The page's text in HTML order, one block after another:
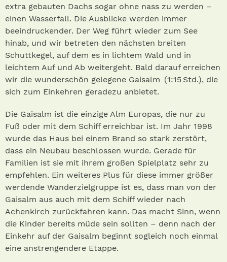
extra gebauten Dachs sogar ohne nass zu werden –
einen Wasserfall. Die Ausblicke werden immer
beeindruckender. Der Weg führt wieder zum See
hinab, und wir betreten den nächsten breiten
Schuttkegel, auf dem es in lichtem Wald und in
leichtem Auf und Ab weitergeht. Bald darauf erreichen
wir die wunderschön gelegene Gais­alm (1:15 Std.) , die
sich zum Einkehren geradezu anbietet.
Die Gaisalm ist die einzige Alm Europas, die nur zu
Fuß oder mit dem Schiff erreichbar ist. Im Jahr 1998
wurde das Haus bei einem Brand so stark zerstört,
dass ein Neubau beschlossen wurde. Gerade für
Familien ist sie mit ihrem großen Spielplatz sehr zu
empfehlen. Ein weiteres Plus für diese immer größer
werdende Wanderzielgruppe ist es, dass man von der
Gaisalm aus auch mit dem Schiff wieder nach
Achenkirch zurückfahren kann. Das macht Sinn, wenn
die Kinder bereits müde sein sollten – denn nach der
Einkehr auf der Gaisalm beginnt sogleich noch einmal
eine anstrengendere Etappe.